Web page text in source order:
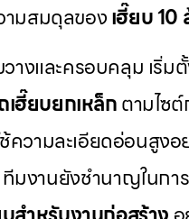
ามสมดุลของเฮี๊ยบ
างและครอบคลุม เริ่ม
เฮี๊ยบยกเหล็กตามไซ
ความละเอียดอ่อนสูงอ
มงานยังชำนาญในก